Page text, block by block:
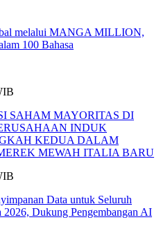
melalui MANGA MILLION,
100 Bahasa
SAHAM MAYORITAS DI
INDUK
KEDUA DALAM
MEWAH ITALIA BARU
Data untuk Seluruh
Dukung Pengembangan AI